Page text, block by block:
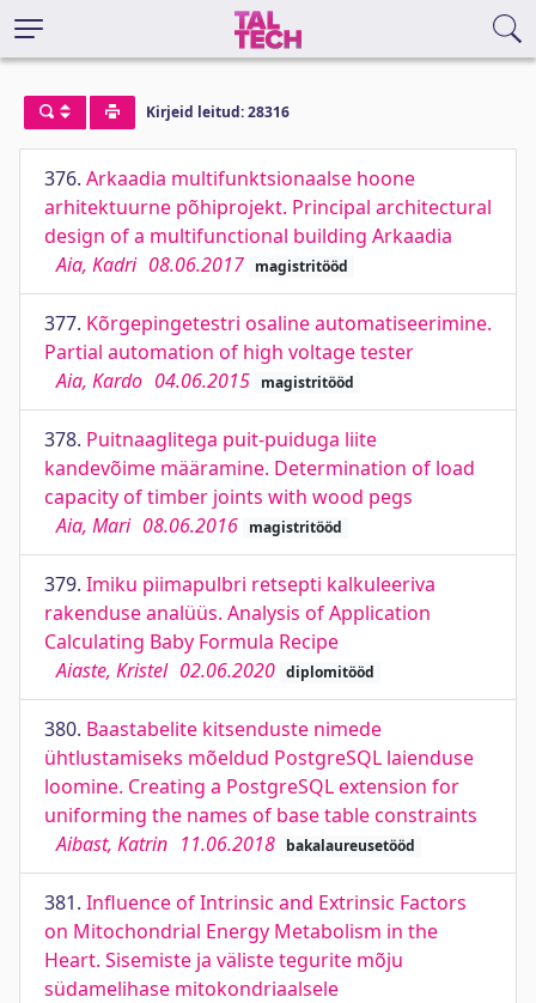
Kirjeid leitud: 28316
376. Arkaadia multifunktsionaalse hoone
arhitektuurne põhiprojekt. Principal architectural
design of a multifunctional building Arkaadia
Aia, Kadri 08.06.2017 magistritööd
377. Kõrgepingetestri osaline automatiseerimine.
Partial automation of high voltage tester
Aia, Kardo 04.06.2015 magistritööd
378. Puitnaaglitega puit-puiduga liite
kandevõime määramine. Determination of load
capacity of timber joints with wood pegs
Aia, Mari 08.06.2016 magistritööd
379. Imiku piimapulbri retsepti kalkuleeriva
rakenduse analüüs. Analysis of Application
Calculating Baby Formula Recipe
Aiaste, Kristel 02.06.2020 diplomitööd
380. Baastabelite kitsenduste nimede
ühtlustamiseks mõeldud PostgreSQL laienduse
loomine. Creating a PostgreSQL extension for
uniforming the names of base table constraints
Aibast, Katrin 11.06.2018 bakalaureusetööd
381. Influence of Intrinsic and Extrinsic Factors
on Mitochondrial Energy Metabolism in the
Heart. Sisemiste ja väliste tegurite mõju
südamelihase mitokondriaalsele